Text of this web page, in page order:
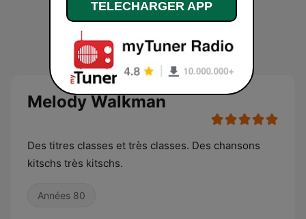
Melody Walkman
Des titres classes et très classes. Des chansons
kitschs très kitschs.
Années 80
TELECHARGER APP